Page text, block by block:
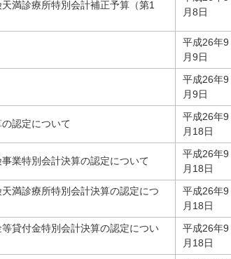
満診療所特別会計補正予算（第1
月8日
平成26年9
月9日
平成26年9
月9日
認定について
平成26年9
月18日
業特別会計決算の認定について
平成26年9
月18日
満診療所特別会計決算の認定につ
平成26年9
月18日
貸付金特別会計決算の認定につい
平成26年9
月18日